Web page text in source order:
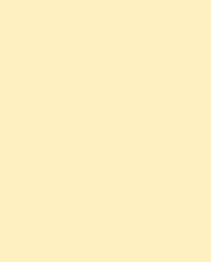
cour. Elle
l’indemnité
constituèrent
Dans le
contre Dieu,
du cœur